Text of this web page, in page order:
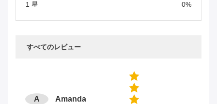
1 星
0%
すべてのレビュー
A Amanda